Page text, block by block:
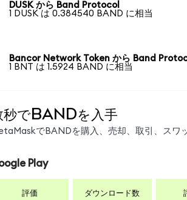
DUSK から Band Protocol
1 DUSK は 0.384540 BAND に相当
Bancor Network Token から Band
1 BNT は 1.5924 BAND に相当
秒でBANDを入手
でBANDを購入、売却、取引、スワ
Play
評価 ダウンロード数